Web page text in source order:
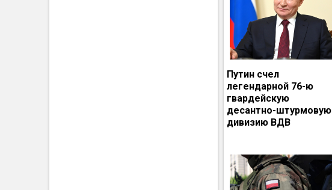
Путин счел
легендарной 76-ю
гвардейскую
десантно-штурмовую
дивизию ВДВ